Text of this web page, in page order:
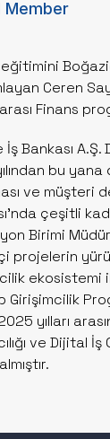
Member
Ceren
Finans
İş Bankası A.Ş.
bu yana
ve
çeşitli
Birimi
projelerin
ekosistemi
Girişimcilik
yılları
ve Dijital